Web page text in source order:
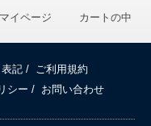
マイページ カートの中
記 /
ご利用規約
シー / お問い合わせ